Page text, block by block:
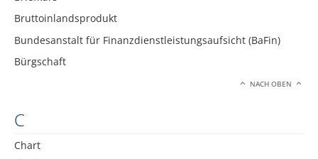
Bruttoinlandsprodukt
Bundesanstalt für Finanzdienstleistungsaufsicht (BaFin)
Bürgschaft
NACH OBEN
C
Chart